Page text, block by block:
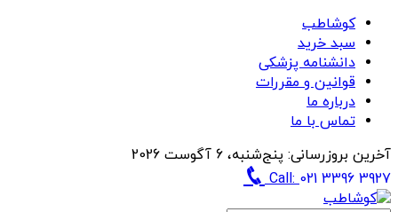
کوشاطب
سبد خرید
دانشنامه پزشکی
قوانین و مقررات
درباره ما
تماس با ما
آخرین بروزرسانی: پنج‌شنبه، 6 آگوست 2026
Call: 021 3396 3927